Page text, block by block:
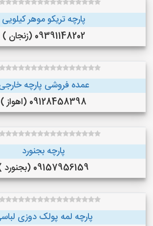
پارچه تریکو موهر کیلویی
09391148202 (زنجان )
عمده فروشی پارچه
09128458398 (اهواز )
پارچه بجنورد
09157956159 (بجنورد )
پارچه لمه پولک دوزی